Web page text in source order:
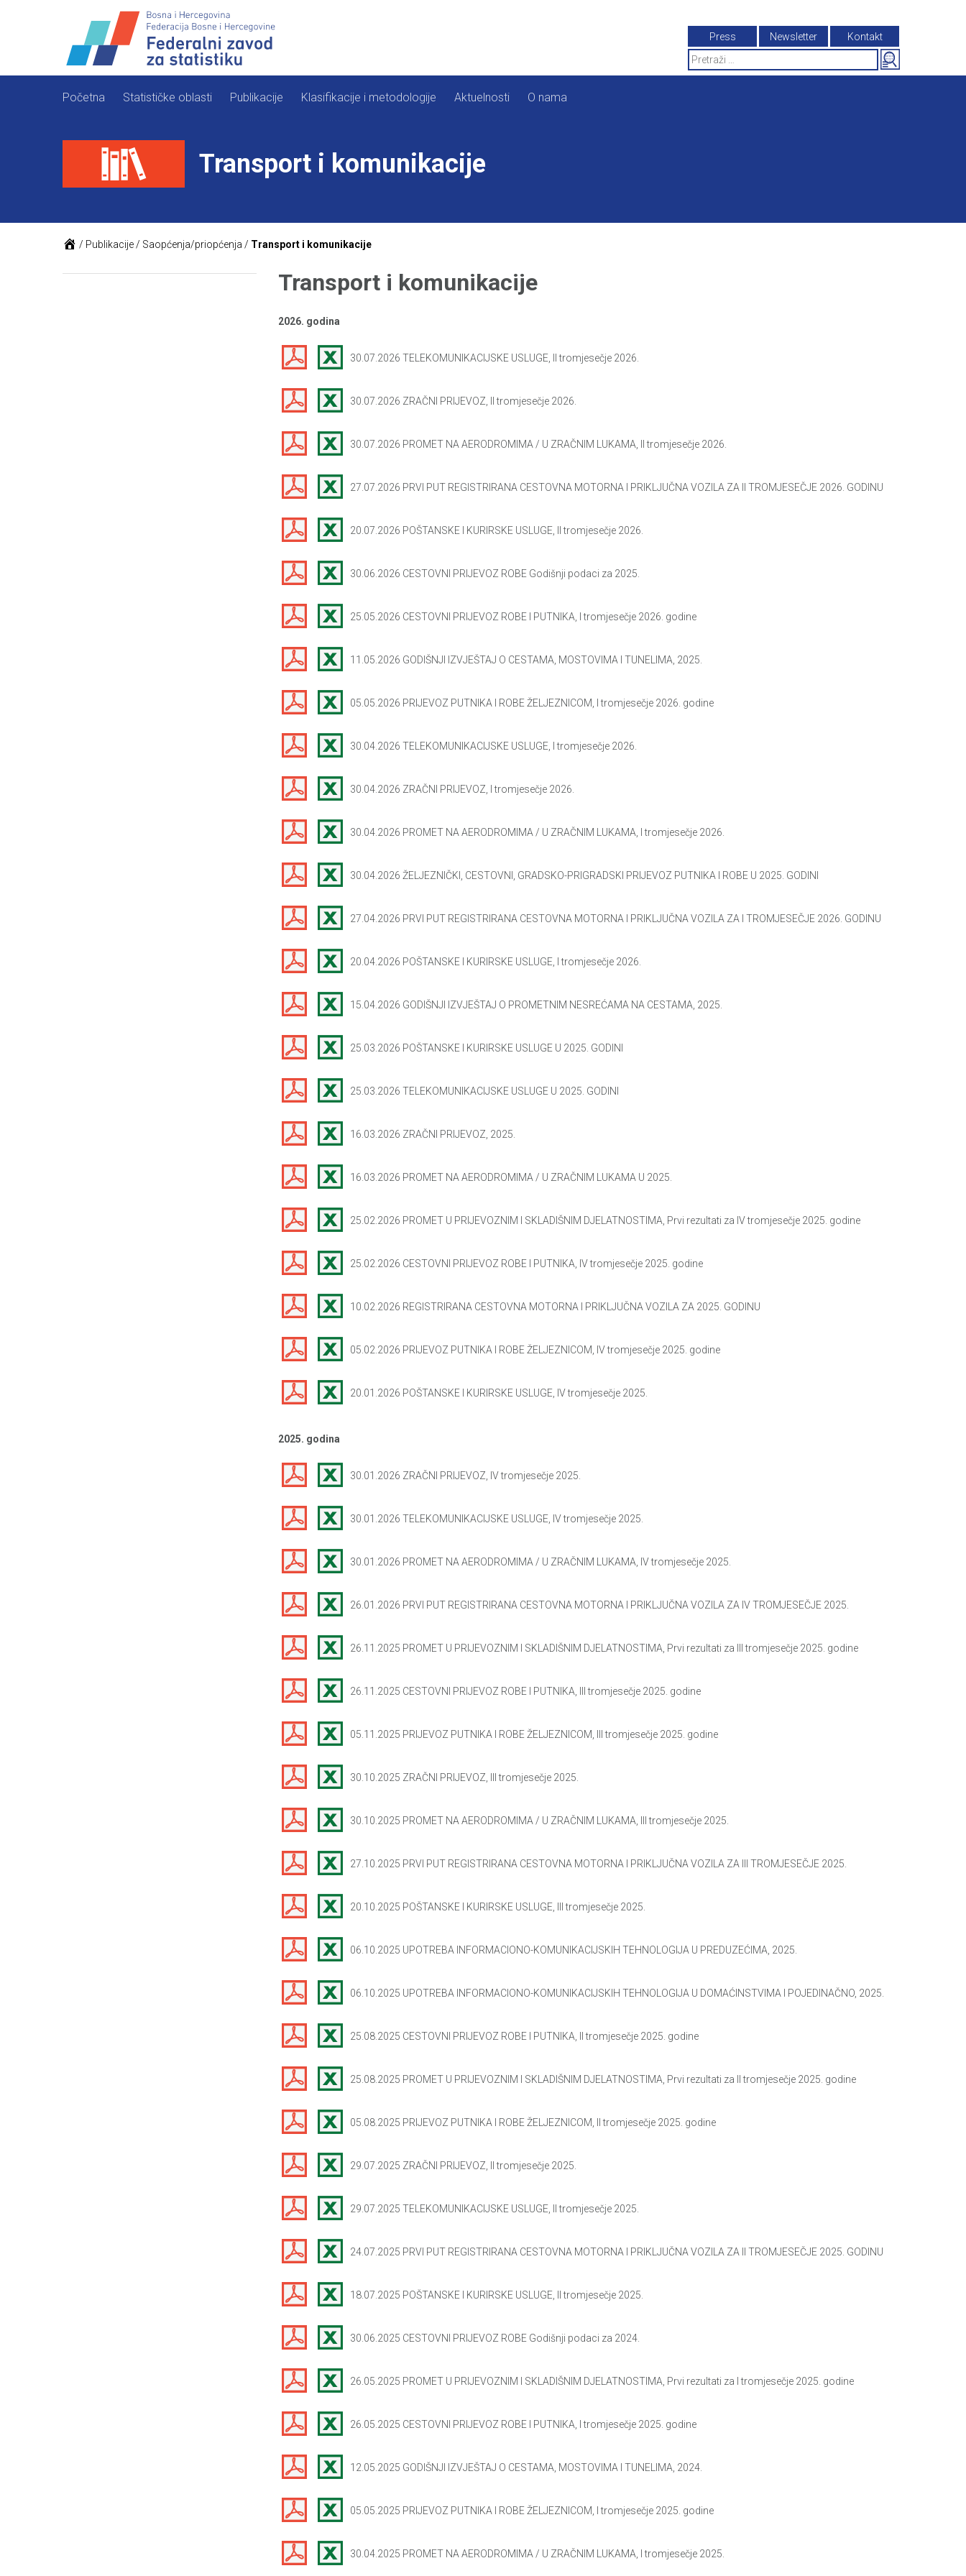
Press Newsletter
Kontakt
Search
for:
Početna Statističke oblasti Publikacije Klasifikacije i metodologije Aktuelnosti O nama
Transport i komunikacije
/ Publikacije / Saopćenja/priopćenja / Transport i komunikacije
Transport i komunikacije
2026. godina
30.07.2026 TELEKOMUNIKACIJSKE USLUGE, II tromjesečje 2026.
30.07.2026 ZRAČNI PRIJEVOZ, II tromjesečje 2026.
30.07.2026 PROMET NA AERODROMIMA / U ZRAČNIM LUKAMA, II tromjesečje 2026.
27.07.2026 PRVI PUT REGISTRIRANA CESTOVNA MOTORNA I PRIKLJUČNA VOZILA ZA II TROMJESEČJE 2026. GODINU
20.07.2026 POŠTANSKE I KURIRSKE USLUGE, II tromjesečje 2026.
30.06.2026 CESTOVNI PRIJEVOZ ROBE Godišnji podaci za 2025.
25.05.2026 CESTOVNI PRIJEVOZ ROBE I PUTNIKA, I tromjesečje 2026. godine
11.05.2026 GODIŠNJI IZVJEŠTAJ O CESTAMA, MOSTOVIMA I TUNELIMA, 2025.
05.05.2026 PRIJEVOZ PUTNIKA I ROBE ŽELJEZNICOM, I tromjesečje 2026. godine
30.04.2026 TELEKOMUNIKACIJSKE USLUGE, I tromjesečje 2026.
30.04.2026 ZRAČNI PRIJEVOZ, I tromjesečje 2026.
30.04.2026 PROMET NA AERODROMIMA / U ZRAČNIM LUKAMA, I tromjesečje 2026.
30.04.2026 ŽELJEZNIČKI, CESTOVNI, GRADSKO-PRIGRADSKI PRIJEVOZ PUTNIKA I ROBE U 2025. GODINI
27.04.2026 PRVI PUT REGISTRIRANA CESTOVNA MOTORNA I PRIKLJUČNA VOZILA ZA I TROMJESEČJE 2026. GODINU
20.04.2026 POŠTANSKE I KURIRSKE USLUGE, I tromjesečje 2026.
15.04.2026 GODIŠNJI IZVJEŠTAJ O PROMETNIM NESREĆAMA NA CESTAMA, 2025.
25.03.2026 POŠTANSKE I KURIRSKE USLUGE U 2025. GODINI
25.03.2026 TELEKOMUNIKACIJSKE USLUGE U 2025. GODINI
16.03.2026 ZRAČNI PRIJEVOZ, 2025.
16.03.2026 PROMET NA AERODROMIMA / U ZRAČNIM LUKAMA U 2025.
25.02.2026 PROMET U PRIJEVOZNIM I SKLADIŠNIM DJELATNOSTIMA, Prvi rezultati za IV tromjesečje 2025. godine
25.02.2026 CESTOVNI PRIJEVOZ ROBE I PUTNIKA, IV tromjesečje 2025. godine
10.02.2026 REGISTRIRANA CESTOVNA MOTORNA I PRIKLJUČNA VOZILA ZA 2025. GODINU
05.02.2026 PRIJEVOZ PUTNIKA I ROBE ŽELJEZNICOM, IV tromjesečje 2025. godine
20.01.2026 POŠTANSKE I KURIRSKE USLUGE, IV tromjesečje 2025.
2025. godina
30.01.2026 ZRAČNI PRIJEVOZ, IV tromjesečje 2025.
30.01.2026 TELEKOMUNIKACIJSKE USLUGE, IV tromjesečje 2025.
30.01.2026 PROMET NA AERODROMIMA / U ZRAČNIM LUKAMA, IV tromjesečje 2025.
26.01.2026 PRVI PUT REGISTRIRANA CESTOVNA MOTORNA I PRIKLJUČNA VOZILA ZA IV TROMJESEČJE 2025.
26.11.2025 PROMET U PRIJEVOZNIM I SKLADIŠNIM DJELATNOSTIMA, Prvi rezultati za III tromjesečje 2025. godine
26.11.2025 CESTOVNI PRIJEVOZ ROBE I PUTNIKA, III tromjesečje 2025. godine
05.11.2025 PRIJEVOZ PUTNIKA I ROBE ŽELJEZNICOM, III tromjesečje 2025. godine
30.10.2025 ZRAČNI PRIJEVOZ, III tromjesečje 2025.
30.10.2025 PROMET NA AERODROMIMA / U ZRAČNIM LUKAMA, III tromjesečje 2025.
27.10.2025 PRVI PUT REGISTRIRANA CESTOVNA MOTORNA I PRIKLJUČNA VOZILA ZA III TROMJESEČJE 2025.
20.10.2025 POŠTANSKE I KURIRSKE USLUGE, III tromjesečje 2025.
06.10.2025 UPOTREBA INFORMACIONO-KOMUNIKACIJSKIH TEHNOLOGIJA U PREDUZEĆIMA, 2025.
06.10.2025 UPOTREBA INFORMACIONO-KOMUNIKACIJSKIH TEHNOLOGIJA U DOMAĆINSTVIMA I POJEDINAČNO, 2025.
25.08.2025 CESTOVNI PRIJEVOZ ROBE I PUTNIKA, II tromjesečje 2025. godine
25.08.2025 PROMET U PRIJEVOZNIM I SKLADIŠNIM DJELATNOSTIMA, Prvi rezultati za II tromjesečje 2025. godine
05.08.2025 PRIJEVOZ PUTNIKA I ROBE ŽELJEZNICOM, II tromjesečje 2025. godine
29.07.2025 ZRAČNI PRIJEVOZ, II tromjesečje 2025.
29.07.2025 TELEKOMUNIKACIJSKE USLUGE, II tromjesečje 2025.
24.07.2025 PRVI PUT REGISTRIRANA CESTOVNA MOTORNA I PRIKLJUČNA VOZILA ZA II TROMJESEČJE 2025. GODINU
18.07.2025 POŠTANSKE I KURIRSKE USLUGE, II tromjesečje 2025.
30.06.2025 CESTOVNI PRIJEVOZ ROBE Godišnji podaci za 2024.
26.05.2025 PROMET U PRIJEVOZNIM I SKLADIŠNIM DJELATNOSTIMA, Prvi rezultati za I tromjesečje 2025. godine
26.05.2025 CESTOVNI PRIJEVOZ ROBE I PUTNIKA, I tromjesečje 2025. godine
12.05.2025 GODIŠNJI IZVJEŠTAJ O CESTAMA, MOSTOVIMA I TUNELIMA, 2024.
05.05.2025 PRIJEVOZ PUTNIKA I ROBE ŽELJEZNICOM, I tromjesečje 2025. godine
30.04.2025 PROMET NA AERODROMIMA / U ZRAČNIM LUKAMA, I tromjesečje 2025.